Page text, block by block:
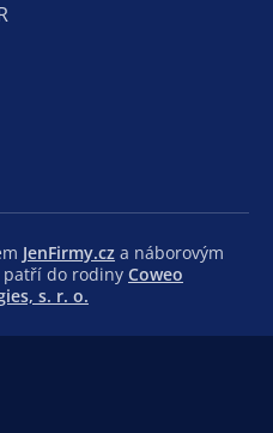
JenFirmy.cz a náborovým
patří do rodiny Coweo
s. r. o.